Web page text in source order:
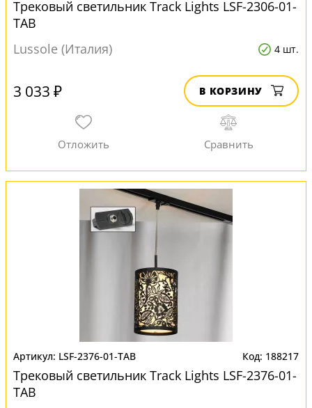
Трековый светильник Track Lights LSF-2306-01-
TAB
Lussole (Италия)
4 шт.
3 033 ₽ В КОРЗИНУ
LSF-2376-01-TAB 188217
Трековый светильник Track Lights LSF-2376-01-
TAB